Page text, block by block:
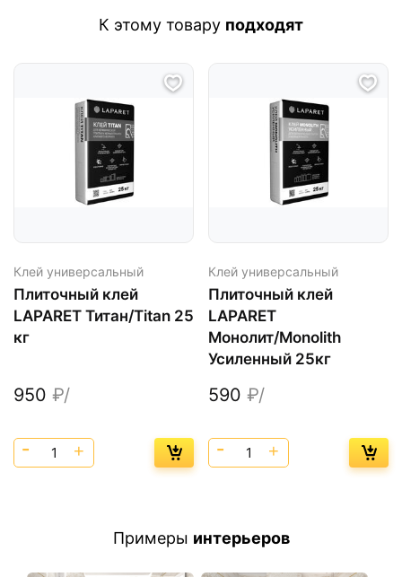
Примеры интерьеров
К этому товару подходят
Клей универсальный
Плиточный клей
LAPARET Титан/Titan 25
кг
950 ₽/
Клей универсальный
Плиточный клей
LAPARET
Монолит/Monolith
Усиленный 25кг
590 ₽/